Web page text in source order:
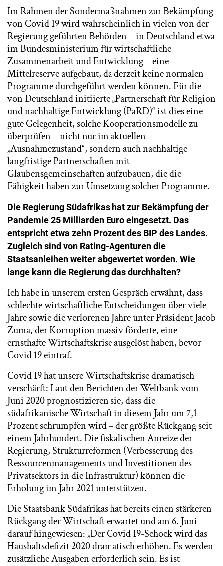
Im Rahmen der Sondermaßnahmen zur Bekämpfung
von Covid 19 wird wahrscheinlich in vielen von der
Regierung geführten Behörden – in Deutschland etwa
im Bundesministerium für wirtschaftliche
Zusammenarbeit und Entwicklung – eine
Mittelreserve aufgebaut, da derzeit keine normalen
Programme durchgeführt werden können. Für die
von Deutschland initiierte „Partnerschaft für Religion
und nachhaltige Entwicklung (PaRD)“ ist dies eine
gute Gelegenheit, solche Kooperationsmodelle zu
überprüfen – nicht nur im aktuellen
„Ausnahmezustand“, sondern auch nachhaltige
langfristige Partnerschaften mit
Glaubensgemeinschaften aufzubauen, die die
Fähigkeit haben zur Umsetzung solcher Programme.
Die Regierung Südafrikas hat zur Bekämpfung der
Pandemie 25 Milliarden Euro eingesetzt. Das
entspricht etwa zehn Prozent des BIP des Landes.
Zugleich sind von Rating-Agenturen die
Staatsanleihen weiter abgewertet worden. Wie
lange kann die Regierung das durchhalten?
Ich habe in unserem ersten Gespräch erwähnt, dass
schlechte wirtschaftliche Entscheidungen über viele
Jahre sowie die verlorenen Jahre unter Präsident Jacob
Zuma, der Korruption massiv förderte, eine
ernsthafte Wirtschaftskrise ausgelöst haben, bevor
Covid 19 eintraf.
Covid 19 hat unsere Wirtschaftskrise dramatisch
verschärft: Laut den Berichten der Weltbank vom
Juni 2020 prognostizieren sie, dass die
südafrikanische Wirtschaft in diesem Jahr um 7,1
Prozent schrumpfen wird – der größte Rückgang seit
einem Jahrhundert. Die fiskalischen Anreize der
Regierung, Strukturreformen (Verbesserung des
Ressourcenmanagements und Investitionen des
Privatsektors in die Infrastruktur) können die
Erholung im Jahr 2021 unterstützen.
Die Staatsbank Südafrikas hat bereits einen stärkeren
Rückgang der Wirtschaft erwartet und am 6. Juni
darauf hingewiesen: „Der Covid 19-Schock wird das
Haushaltsdefizit 2020 dramatisch erhöhen. Es werden
zusätzliche Ausgaben erforderlich sein. Es ist